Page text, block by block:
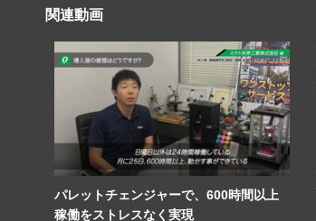
関連動画
パレットチェンジャーで、600時間以上
稼働をストレスなく実現